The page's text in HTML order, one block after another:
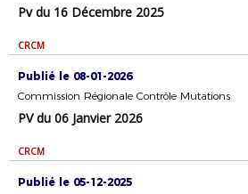
Pv du 16 Décembre 2025
CRCM
Publié le 08-01-2026
Commission Régionale Contrôle Mutations
PV du 06 Janvier 2026
CRCM
Publié le 05-12-2025